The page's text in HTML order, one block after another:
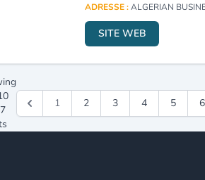
ADRESSE :ALGERIAN
SITE WEB
1 2 3 4 5 6